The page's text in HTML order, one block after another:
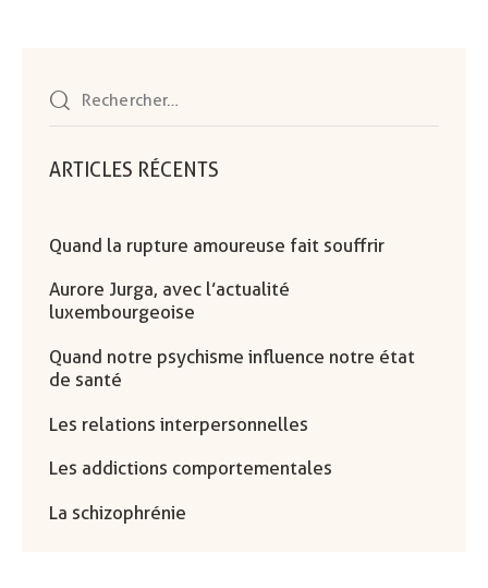
ARTICLES RÉCENTS
Quand la rupture amoureuse fait souffrir
Aurore Jurga, avec l’actualité
luxembourgeoise
Quand notre psychisme influence notre état
de santé
Les relations interpersonnelles
Les addictions comportementales
La schizophrénie